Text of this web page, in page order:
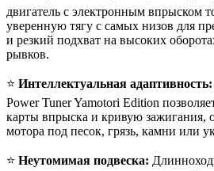
двигатель с электронным впрыском
уверенную тягу с самых низов для
и резкий подхват на высоких
рывков.
⭐ Интеллектуальная адаптивность:
Power Tuner Yamotori Edition
карты впрыска и кривую зажигания,
мотора под песок, грязь, камни или
⭐ Неутомимая подвеска: